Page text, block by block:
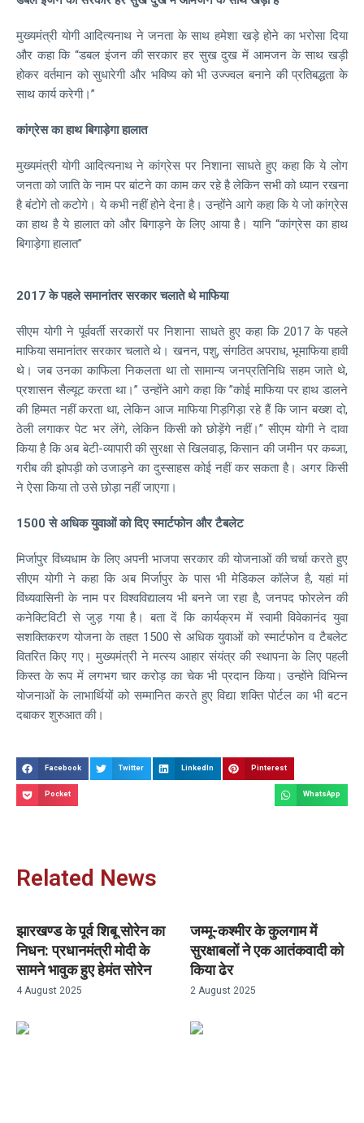
मुख्यमंत्री योगी आदित्यनाथ ने जनता के साथ हमेशा खड़े होने का भरोसा दिया
और कहा कि “डबल इंजन की सरकार हर सुख दुख में आमजन के साथ खड़ी
होकर वर्तमान को सुधारेगी और भविष्य को भी उज्ज्वल बनाने की प्रतिबद्धता के
साथ कार्य करेगी।”
कांग्रेस का हाथ बिगाड़ेगा हालात
मुख्यमंत्री योगी आदित्यनाथ ने कांग्रेस पर निशाना साधते हुए कहा कि ये लोग
जनता को जाति के नाम पर बांटने का काम कर रहे है लेकिन सभी को ध्यान रखना
है बंटोगे तो कटोगे। ये कभी नहीं होने देना है। उन्होंने आगे कहा कि ये जो कांग्रेस
का हाथ है ये हालात को और बिगाड़ने के लिए आया है। यानि “कांग्रेस का हाथ
बिगाड़ेगा हालात”
2017 के पहले समानांतर सरकार चलाते थे माफिया
सीएम योगी ने पूर्ववर्ती सरकारों पर निशाना साधते हुए कहा कि 2017 के पहले
माफिया समानांतर सरकार चलाते थे। खनन, पशु, संगठित अपराध, भूमाफिया हावी
थे। जब उनका काफिला निकलता था तो सामान्य जनप्रतिनिधि सहम जाते थे,
प्रशासन सैल्यूट करता था।” उन्होंने आगे कहा कि ”कोई माफिया पर हाथ डालने
की हिम्मत नहीं करता था, लेकिन आज माफिया गिड़गिड़ा रहे हैं कि जान बख्श दो,
ठेली लगाकर पेट भर लेंगे, लेकिन किसी को छोड़ेंगे नहीं।” सीएम योगी ने दावा
किया है कि अब बेटी-व्यापारी की सुरक्षा से खिलवाड़, किसान की जमीन पर कब्जा,
गरीब की झोपड़ी को उजाड़ने का दुस्साहस कोई नहीं कर सकता है। अगर किसी
ने ऐसा किया तो उसे छोड़ा नहीं जाएगा।
1500 से अधिक युवाओं को दिए स्मार्टफोन और टैबलेट
मिर्जापुर विंध्यधाम के लिए अपनी भाजपा सरकार की योजनाओं की चर्चा करते हुए
सीएम योगी ने कहा कि अब मिर्जापुर के पास भी मेडिकल कॉलेज है, यहां मां
विंध्यवासिनी के नाम पर विश्वविद्यालय भी बनने जा रहा है, जनपद फोरलेन की
कनेक्टिविटी से जुड़ गया है। बता दें कि कार्यक्रम में स्वामी विवेकानंद युवा
सशक्तिकरण योजना के तहत 1500 से अधिक युवाओं को स्मार्टफोन व टैबलेट
वितरित किए गए। मुख्यमंत्री ने मत्स्य आहार संयंत्र की स्थापना के लिए पहली
किस्त के रूप में लगभग चार करोड़ का चेक भी प्रदान किया। उन्होंने विभिन्न
योजनाओं के लाभार्थियों को सम्मानित करते हुए विद्या शक्ति पोर्टल का भी बटन
दबाकर शुरुआत की।
Facebook Twitter LinkedIn Pinterest
Pocket WhatsApp
Related News
झारखण्ड के पूर्व शिबू सोरेन का
निधन: प्रधानमंत्री मोदी के
सामने भावुक हुए हेमंत सोरेन
4 August 2025
जम्मू-कश्मीर के कुलगाम में
सुरक्षाबलों ने एक आतंकवादी को
किया ढेर
2 August 2025